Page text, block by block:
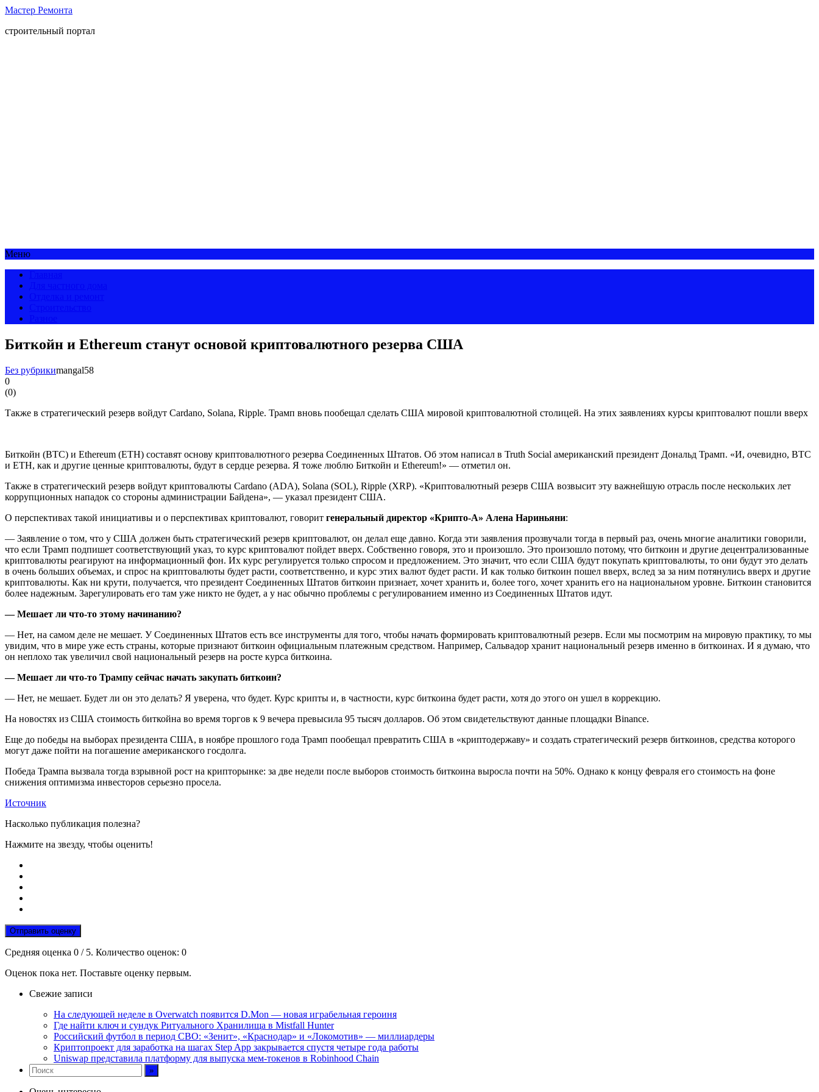
Мастер Ремонта
строительный портал
Меню
Биткойн и Ethereum станут основой криптовалютного резерва США
Без рубрикиmangal58
0
(0)
Также в стратегический резерв войдут Cardano, Solana, Ripple. Трамп вновь пообещал сделать США мировой криптовалютной столицей. На этих заявлениях курсы криптовалют пошли вверх
Биткойн (BTC) и Ethereum (ETH) составят основу криптовалютного резерва Соединенных Штатов. Об этом написал в Truth Social американский президент Дональд Трамп. «И, очевидно, BTC
и ETH, как и другие ценные криптовалюты, будут в сердце резерва. Я тоже люблю Биткойн и Ethereum!» — отметил он.
Также в стратегический резерв войдут криптовалюты Cardano (ADA), Solana (SOL), Ripple (XRP). «Криптовалютный резерв США возвысит эту важнейшую отрасль после нескольких лет
коррупционных нападок со стороны администрации Байдена», — указал президент США.
О перспективах такой инициативы и о перспективах криптовалют, говорит генеральный директор «Крипто-А» Алена Нариньяни:
— Заявление о том, что у США должен быть стратегический резерв криптовалют, он делал еще давно. Когда эти заявления прозвучали тогда в первый раз, очень многие аналитики говорили,
что если Трамп подпишет соответствующий указ, то курс криптовалют пойдет вверх. Собственно говоря, это и произошло. Это произошло потому, что биткоин и другие децентрализованные
криптовалюты реагируют на информационный фон. Их курс регулируется только спросом и предложением. Это значит, что если США будут покупать криптовалюты, то они будут это делать
в очень больших объемах, и спрос на криптовалюты будет расти, соответственно, и курс этих валют будет расти. И как только биткоин пошел вверх, вслед за за ним потянулись вверх и другие
криптовалюты. Как ни крути, получается, что президент Соединенных Штатов биткоин признает, хочет хранить и, более того, хочет хранить его на национальном уровне. Биткоин становится
более надежным. Зарегулировать его там уже никто не будет, а у нас обычно проблемы с регулированием именно из Соединенных Штатов идут.
— Мешает ли что-то этому начинанию?
— Нет, на самом деле не мешает. У Соединенных Штатов есть все инструменты для того, чтобы начать формировать криптовалютный резерв. Если мы посмотрим на мировую практику, то мы
увидим, что в мире уже есть страны, которые признают биткоин официальным платежным средством. Например, Сальвадор хранит национальный резерв именно в биткоинах. И я думаю, что
он неплохо так увеличил свой национальный резерв на росте курса биткоина.
— Мешает ли что-то Трампу сейчас начать закупать биткоин?
— Нет, не мешает. Будет ли он это делать? Я уверена, что будет. Курс крипты и, в частности, курс биткоина будет расти, хотя до этого он ушел в коррекцию.
На новостях из США стоимость биткойна во время торгов к 9 вечера превысила 95 тысяч долларов. Об этом свидетельствуют данные площадки Binance.
Еще до победы на выборах президента США, в ноябре прошлого года Трамп пообещал превратить США в «криптодержаву» и создать стратегический резерв биткоинов, средства которого
могут даже пойти на погашение американского госдолга.
Победа Трампа вызвала тогда взрывной рост на крипторынке: за две недели после выборов стоимость биткоина выросла почти на 50%. Однако к концу февраля его стоимость на фоне
снижения оптимизма инвесторов серьезно просела.
Источник
Насколько публикация полезна?
Нажмите на звезду, чтобы оценить!
Отправить оценку
Средняя оценка 0 / 5. Количество оценок: 0
Оценок пока нет. Поставьте оценку первым.
Свежие записи
На следующей неделе в Overwatch появится D.Mon — новая играбельная героиня
Где найти ключ и сундук Ритуального Хранилища в Mistfall Hunter
Российский футбол в период СВО: «Зенит», «Краснодар» и «Локомотив» — миллиардеры
Криптопроект для заработка на шагах Step App закрывается спустя четыре года работы
Uniswap представила платформу для выпуска мем-токенов в Robinhood Chain